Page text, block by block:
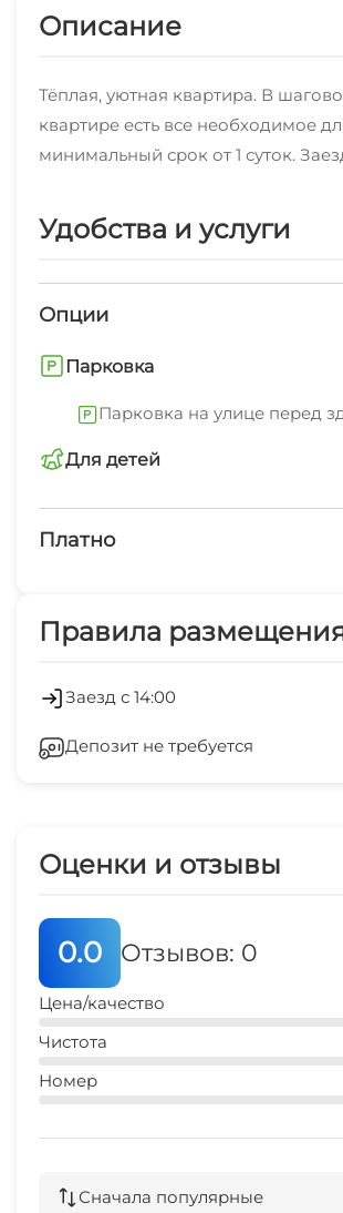
Описание
Тёплая, уютная квартира. В
квартире есть все необходимое
минимальный срок от 1 суток.
Удобства и услуги
Опции
Парковка
Парковка на улице перед
Для детей
детская площадка
Платно
Холодильник
Правила
Заезд с 14:00
Депозит не требуется
Оценки и отзывы
0.0 Отзывов: 0
Цена/качество
Чистота
Номер
Сначала популярные